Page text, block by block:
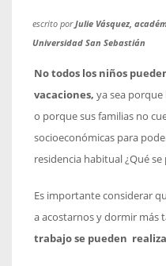
escrito porJulie Vásquez,
Universidad San Sebastián
No todos los niños
vacaciones, ya sea
o porque sus familias no
socioeconómicas para
residencia habitual ¿Qué
Es importante considerar
a acostarnos y dormir más
trabajo se pueden